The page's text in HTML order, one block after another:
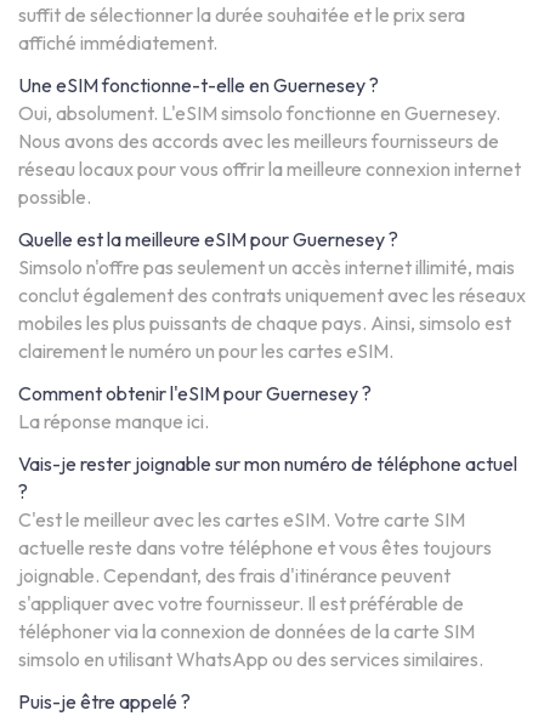
suffit de sélectionner la durée souhaitée et le prix sera
affiché immédiatement.
Une eSIM fonctionne-t-elle en Guernesey ?
Oui, absolument. L'eSIM simsolo fonctionne en Guernesey.
Nous avons des accords avec les meilleurs fournisseurs de
réseau locaux pour vous offrir la meilleure connexion internet
possible.
Quelle est la meilleure eSIM pour Guernesey ?
Simsolo n'offre pas seulement un accès internet illimité, mais
conclut également des contrats uniquement avec les réseaux
mobiles les plus puissants de chaque pays. Ainsi, simsolo est
clairement le numéro un pour les cartes eSIM.
Comment obtenir l'eSIM pour Guernesey ?
La réponse manque ici.
Vais-je rester joignable sur mon numéro de téléphone actuel
?
C'est le meilleur avec les cartes eSIM. Votre carte SIM
actuelle reste dans votre téléphone et vous êtes toujours
joignable. Cependant, des frais d'itinérance peuvent
s'appliquer avec votre fournisseur. Il est préférable de
téléphoner via la connexion de données de la carte SIM
simsolo en utilisant WhatsApp ou des services similaires.
Puis-je être appelé ?